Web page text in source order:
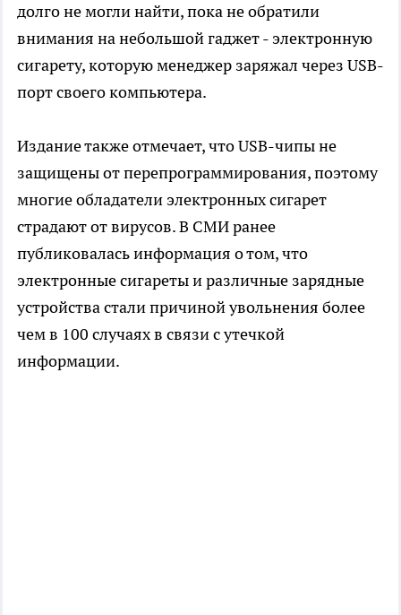
долго не могли найти, пока не обратили
внимания на небольшой гаджет - электронную
сигарету, которую менеджер заряжал через USB-
порт своего компьютера.
Издание также отмечает, что USB-чипы не
защищены от перепрограммирования, поэтому
многие обладатели электронных сигарет
страдают от вирусов. В СМИ ранее
публиковалась информация о том, что
электронные сигареты и различные зарядные
устройства стали причиной увольнения более
чем в 100 случаях в связи с утечкой
информации.